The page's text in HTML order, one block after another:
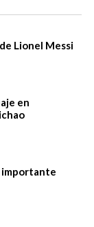
Lionel Messi
en
importante